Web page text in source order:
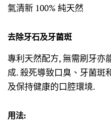
氣清新 100% 純天然
去除牙石及牙菌斑
專利天然配方, 無需刷牙亦
成. 殺死導致口臭、牙菌斑
及保持健康的口腔環境.
用法: